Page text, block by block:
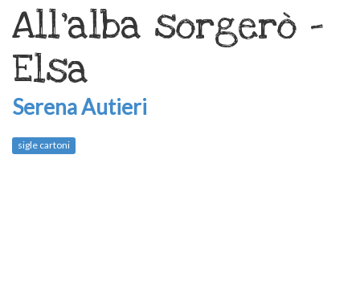
All'alba sorgerò -
Elsa
Serena Autieri
sigle cartoni